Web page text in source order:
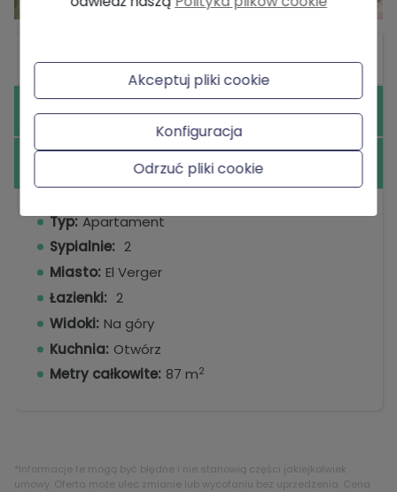
Informacje ogólne
Wyposażenie
Dodatkowe informacje
Typ: Apartament
Sypialnie: 2
Miasto: El Verger
Łazienki: 2
Widoki: Na góry
Kuchnia: Otwórz
Metry całkowite: 87 m2
*Informacje te mogą być błędne i nie stanowią części jakiejkolwiek
umowy. Oferta może ulec zmianie lub wycofaniu bez uprzedzenia. Cena
Akceptuj pliki cookie
Konfiguracja
Odrzuć pliki cookie